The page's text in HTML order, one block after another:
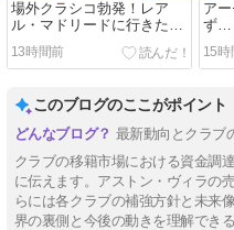
場外クラシコ勃発！レア
ル・マドリードに行きたが
っていたロドリがバルセロ
ナを選ぶ理由。
13時間前
ア
ず…
と
シ
15時
このブログのここがポイント
最新動向とクラブ
クラブの移籍市場における資金調
に伝えます。アストン・ヴィラの
らには各クラブの補強方針と未来
界の裏側と今後の動きを理解でき